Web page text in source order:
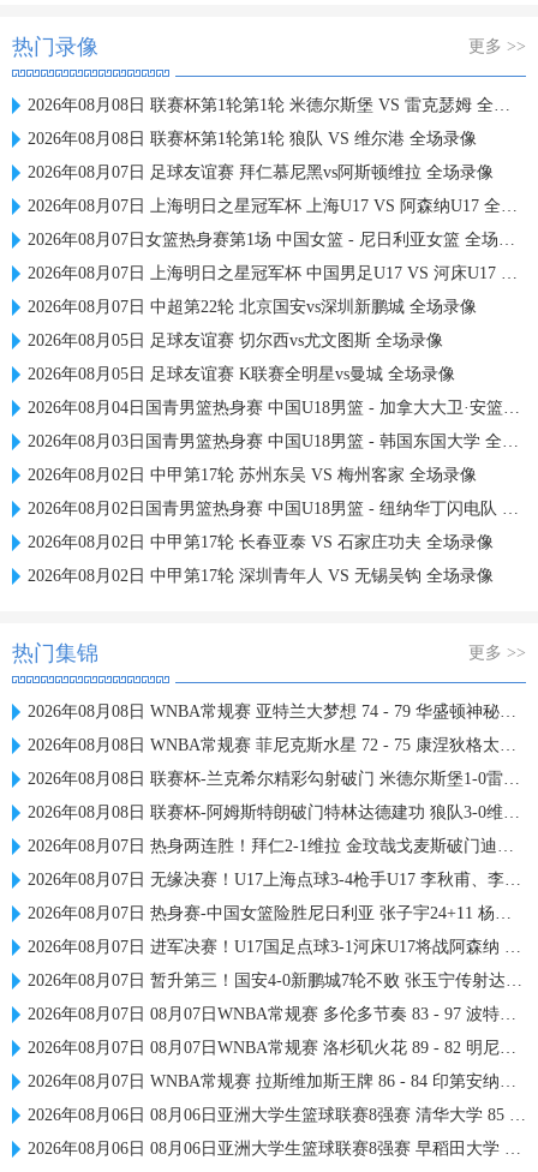
热门录像 更多 >>
2026年08月08日 联赛杯第1轮第1轮 米德尔斯堡 VS 雷克瑟姆 全场录像
2026年08月08日 联赛杯第1轮第1轮 狼队 VS 维尔港 全场录像
2026年08月07日 足球友谊赛 拜仁慕尼黑vs阿斯顿维拉 全场录像
2026年08月07日 上海明日之星冠军杯 上海U17 VS 阿森纳U17 全场录像
2026年08月07日女篮热身赛第1场 中国女篮 - 尼日利亚女篮 全场录像
2026年08月07日 上海明日之星冠军杯 中国男足U17 VS 河床U17 全场录像
2026年08月07日 中超第22轮 北京国安vs深圳新鹏城 全场录像
2026年08月05日 足球友谊赛 切尔西vs尤文图斯 全场录像
2026年08月05日 足球友谊赛 K联赛全明星vs曼城 全场录像
2026年08月04日国青男篮热身赛 中国U18男篮 - 加拿大大卫·安篮球学院 全场录像
2026年08月03日国青男篮热身赛 中国U18男篮 - 韩国东国大学 全场录像
2026年08月02日 中甲第17轮 苏州东吴 VS 梅州客家 全场录像
2026年08月02日国青男篮热身赛 中国U18男篮 - 纽纳华丁闪电队 全场录像
2026年08月02日 中甲第17轮 长春亚泰 VS 石家庄功夫 全场录像
2026年08月02日 中甲第17轮 深圳青年人 VS 无锡吴钩 全场录像
热门集锦 更多 >>
2026年08月08日 WNBA常规赛 亚特兰大梦想 74 - 79 华盛顿神秘人 全场集锦
2026年08月08日 WNBA常规赛 菲尼克斯水星 72 - 75 康涅狄格太阳 全场集锦
2026年08月08日 联赛杯-兰克希尔精彩勾射破门 米德尔斯堡1-0雷克瑟姆
2026年08月08日 联赛杯-阿姆斯特朗破门特林达德建功 狼队3-0维尔港
2026年08月07日 热身两连胜！拜仁2-1维拉 金玟哉戈麦斯破门迪亚斯替补建功
2026年08月07日 无缘决赛！U17上海点球3-4枪手U17 李秋甫、李文博失点王启戎扑点
2026年08月07日 热身赛-中国女篮险胜尼日利亚 张子宇24+11 杨舒予12+6
2026年08月07日 进军决赛！U17国足点球3-1河床U17将战阿森纳 江宇涵替补两扑点
2026年08月07日 暂升第三！国安4-0新鹏城7轮不败 张玉宁传射达万双响法比奥破门
2026年08月07日 08月07日WNBA常规赛 多伦多节奏 83 - 97 波特兰火焰 集锦
2026年08月07日 08月07日WNBA常规赛 洛杉矶火花 89 - 82 明尼苏达山猫 全场集锦
2026年08月07日 WNBA常规赛 拉斯维加斯王牌 86 - 84 印第安纳狂热 全场集锦
2026年08月06日 08月06日亚洲大学生篮球联赛8强赛 清华大学 85 - 81 菲律宾大学 集锦
2026年08月06日 08月06日亚洲大学生篮球联赛8强赛 早稻田大学 78 - 71 高丽大学 集锦